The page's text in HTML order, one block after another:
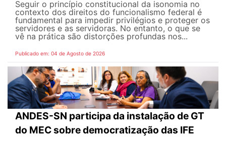
Seguir o princípio constitucional da isonomia no
contexto dos direitos do funcionalismo federal é
fundamental para impedir privilégios e proteger os
servidores e as servidoras. No entanto, o que se
vê na prática são distorções profundas nos...
Publicado em: 04 de Agosto de 2026
ANDES-SN participa da instalação de GT
do MEC sobre democratização das IFE